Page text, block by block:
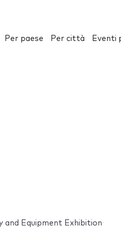
Cerca
Per paese Per città Eventi
and Equipment Exhibition